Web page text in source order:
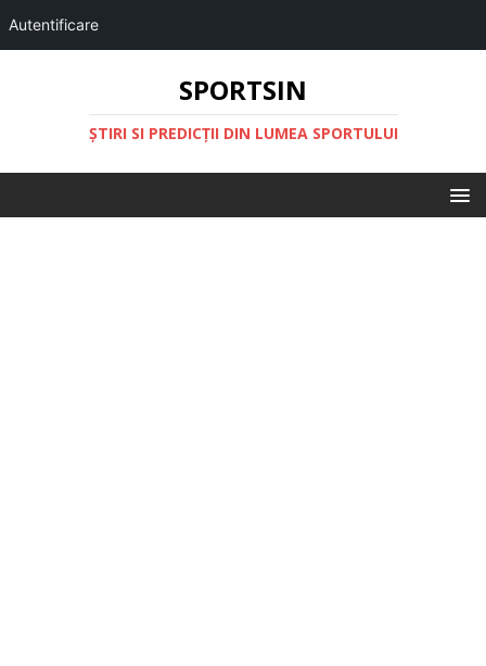
Autentificare
SPORTSIN
ŞTIRI SI PREDICŢII DIN LUMEA SPORTULUI